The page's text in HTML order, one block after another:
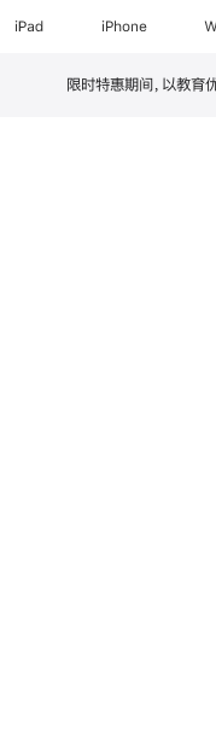
iPad iPhone
限时特惠期间，以教